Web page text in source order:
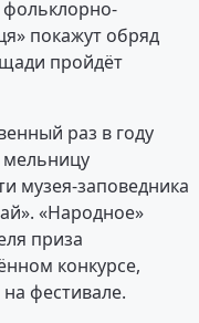
фольклорно-
покажут обряд
пройдёт
раз в году
мельницу
музея-заповедника
«Народное»
приза
конкурсе,
фестивале.